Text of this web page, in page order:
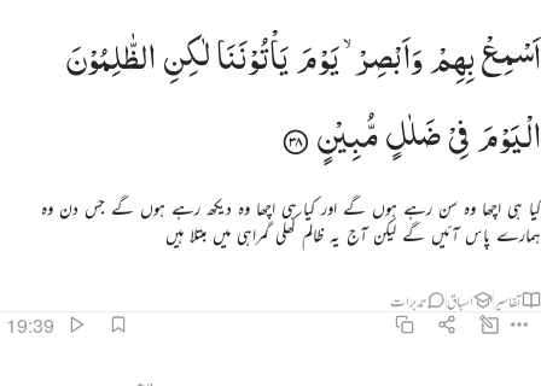
اسمع بهم وابصر يوم ياتوننا لاكن الظالمون اليوم في ضلال مبين ٣٨
أَسْمِعْ بِهِمْ وَأَبْصِرْ يَوْمَ يَأْتُونَنَا ۖ لَـٰكِنِ ٱلظَّـٰلِمُونَ ٱلْيَوْمَ فِى ضَلَـٰلٍۢ مُّبِينٍۢ ٣٨
اَسْمِعْبِهِمْوَاَبْصِرْ ۙ یَوْمَیَاْتُوْنَنَالٰكِنِالظّٰلِمُوْنَ
الْیَوْمَفِیْضَلٰلٍمُّبِیْنٍ
کیا ہی اچھا وہ سن رہے ہوں گے اور کیا ہی اچھا وہ دیکھ رہے ہوں گے جس دن وہ
ہمارے پاس آئیں گے لیکن آج یہ ظالم کھلی گمراہی میں مبتلا ہیں
تفاسیر اسباق تدبرات
19:39